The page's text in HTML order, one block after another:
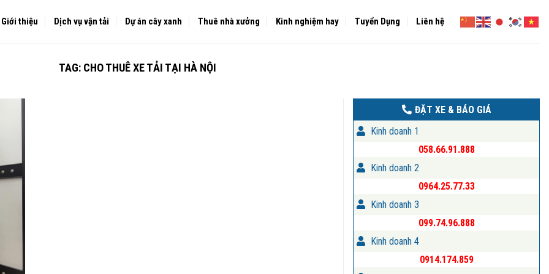
Giới thiệu Dịch vụ vận tải Dự án cây xanh Thuê nhà xưởng Kinh nghiệm hay Tuyển Dụng Liên hệ
TAG: CHO THUÊ XE TẢI TẠI HÀ NỘI
ĐẶT XE & BÁO GIÁ
Kinh doanh 1
058.66.91.888
Kinh doanh 2
0964.25.77.33
Kinh doanh 3
099.74.96.888
Kinh doanh 4
0914.174.859